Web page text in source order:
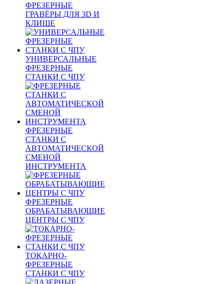
ФРЕЗЕРНЫЕ
ГРАВЁРЫ ДЛЯ 3D И
КЛИШЕ
УНИВЕРСАЛЬНЫЕ
ФРЕЗЕРНЫЕ
СТАНКИ С ЧПУ
ФРЕЗЕРНЫЕ
СТАНКИ С
АВТОМАТИЧЕСКОЙ
СМЕНОЙ
ИНСТРУМЕНТА
ФРЕЗЕРНЫЕ
ОБРАБАТЫВАЮЩИЕ
ЦЕНТРЫ С ЧПУ
ТОКАРНО-
ФРЕЗЕРНЫЕ
СТАНКИ С ЧПУ